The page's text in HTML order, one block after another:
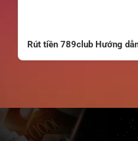
Rút tiền 789club Hướng